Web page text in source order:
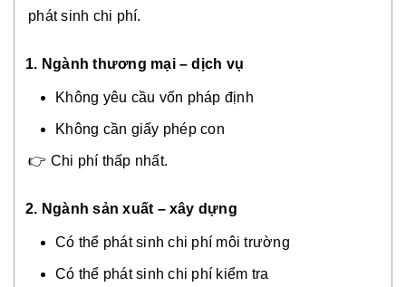
phát sinh chi phí.
1. Ngành thương mại – dịch vụ
Không yêu cầu vốn pháp định
Không cần giấy phép con
👉 Chi phí thấp nhất.
2. Ngành sản xuất – xây dựng
Có thể phát sinh chi phí môi trường
Có thể phát sinh chi phí kiểm tra